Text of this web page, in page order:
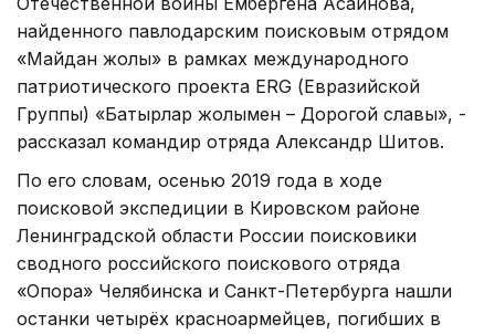
найденного павлодарским поисковым отрядом
«Майдан жолы» в рамках международного
патриотического проекта ERG (Евразийской
Группы) «Батырлар жолымен – Дорогой славы», -
рассказал командир отряда Александр Шитов.
По его словам, осенью 2019 года в ходе
поисковой экспедиции в Кировском районе
Ленинградской области России поисковики
сводного российского поискового отряда
«Опора» Челябинска и Санкт-Петербурга нашли
останки четырёх красноармейцев, погибших в